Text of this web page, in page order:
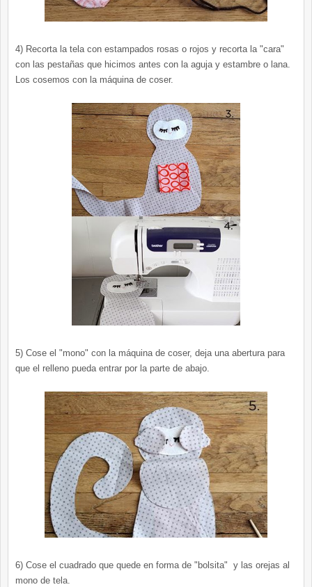
4) Recorta la tela con estampados rosas o rojos y recorta la "cara"
con las pestañas que hicimos antes con la aguja y estambre o lana.
Los cosemos con la máquina de coser.
5) Cose el "mono" con la máquina de coser, deja una abertura para
que el relleno pueda entrar por la parte de abajo.
6) Cose el cuadrado que quede en forma de "bolsita" y las orejas al
mono de tela.